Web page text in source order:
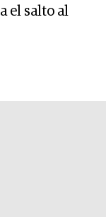
el salto al